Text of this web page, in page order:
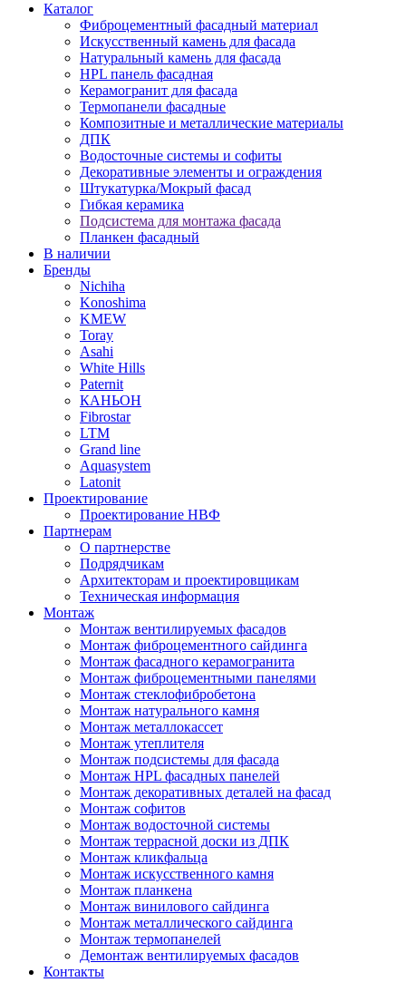
Каталог
Фиброцементный фасадный материал
Искусственный камень для фасада
Натуральный камень для фасада
HPL панель фасадная
Керамогранит для фасада
Термопанели фасадные
Композитные и металлические материалы
ДПК
Водосточные системы и софиты
Декоративные элементы и ограждения
Штукатурка/Мокрый фасад
Гибкая керамика
Подсистема для монтажа фасада
Планкен фасадный
В наличии
Бренды
Nichiha
Konoshima
KMEW
Toray
Asahi
White Hills
Paternit
КАНЬОН
Fibrostar
LTM
Grand line
Aquasystem
Latonit
Проектирование
Проектирование НВФ
Партнерам
О партнерстве
Подрядчикам
Архитекторам и проектировщикам
Техническая информация
Монтаж
Монтаж вентилируемых фасадов
Монтаж фиброцементного сайдинга
Монтаж фасадного керамогранита
Монтаж фиброцементными панелями
Монтаж стеклофибробетона
Монтаж натурального камня
Монтаж металлокассет
Монтаж утеплителя
Монтаж подсистемы для фасада
Монтаж HPL фасадных панелей
Монтаж декоративных деталей на фасад
Монтаж софитов
Монтаж водосточной системы
Монтаж террасной доски из ДПК
Монтаж кликфальца
Монтаж искусственного камня
Монтаж планкена
Монтаж винилового сайдинга
Монтаж металлического сайдинга
Монтаж термопанелей
Демонтаж вентилируемых фасадов
Контакты